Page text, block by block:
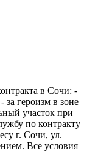
в Сочи: -
за героизм в зоне
участок при
по контракту
г. Сочи, ул.
Все условия